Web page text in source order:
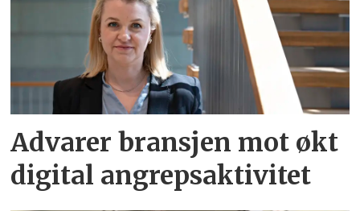
Advarer bransjen mot økt
digital angrepsaktivitet